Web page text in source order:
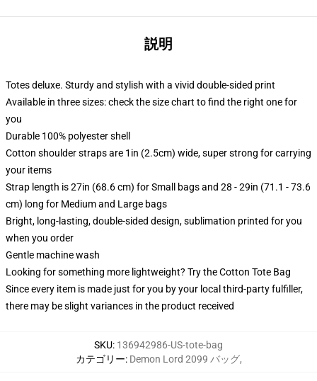
説明
Totes deluxe. Sturdy and stylish with a vivid double-sided print
Available in three sizes: check the size chart to find the right one for
you
Durable 100% polyester shell
Cotton shoulder straps are 1in (2.5cm) wide, super strong for carrying
your items
Strap length is 27in (68.6 cm) for Small bags and 28 - 29in (71.1 - 73.6
cm) long for Medium and Large bags
Bright, long-lasting, double-sided design, sublimation printed for you
when you order
Gentle machine wash
Looking for something more lightweight? Try the Cotton Tote Bag
Since every item is made just for you by your local third-party fulfiller,
there may be slight variances in the product received
SKU: 136942986-US-tote-bag
カテゴリー: Demon Lord 2099 バッグ,